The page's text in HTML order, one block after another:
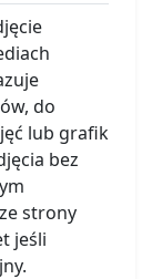
do
lub grafik
bez
strony
jeśli